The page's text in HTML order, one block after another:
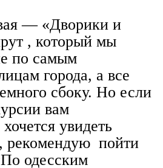
— «Дворики и
, который мы
по самым
города, а все
сбоку. Но если
вам
увидеть
рекомендую пойти
одесским